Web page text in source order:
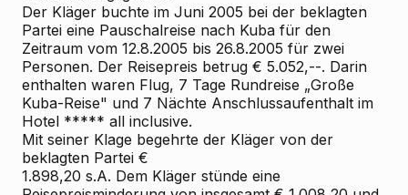
Der Kläger buchte im Juni 2005 bei der beklagten
Partei eine Pauschalreise nach Kuba für den
Zeitraum vom 12.8.2005 bis 26.8.2005 für zwei
Personen. Der Reisepreis betrug € 5.052,--. Darin
enthalten waren Flug, 7 Tage Rundreise „Große
Kuba-Reise" und 7 Nächte Anschlussaufenthalt im
Hotel ***** all inclusive.
Mit seiner Klage begehrte der Kläger von der
beklagten Partei €
1.898,20 s.A. Dem Kläger stünde eine